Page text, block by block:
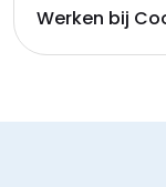
Werken bij